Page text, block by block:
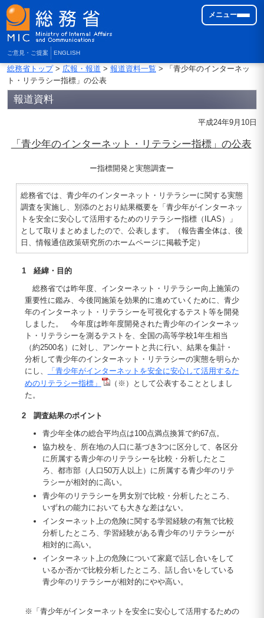
ご意見・ご提案 ENGLISH
メニュー
総務省トップ> 広報・報道 > 報道資料一覧> 「青少年のインターネッ
ト・リテラシー指標」の公表
報道資料
平成24年9月10日
「青少年のインターネット・リテラシー指標」の公表
ー指標開発と実態調査ー
総務省では、青少年のインターネット・リテラシーに関する実態
調査を実施し、別添のとおり結果概要を「青少年がインターネッ
トを安全に安心して活用するためのリテラシー指標（ILAS）」
として取りまとめましたので、公表します。（報告書全体は、後
日、情報通信政策研究所のホームページに掲載予定）
1 経緯・目的
総務省では昨年度、インターネット・リテラシー向上施策の
重要性に鑑み、今後同施策を効果的に進めていくために、青少
年のインターネット・リテラシーを可視化するテスト等を開発
しました。 今年度は昨年度開発された青少年のインターネッ
ト・リテラシーを測るテストを、全国の高等学校1年生相当
（約2500名）に対し、アンケートと共に行い、結果を集計・
分析して青少年のインターネット・リテラシーの実態を明らか
にし、
「青少年がインターネットを安全に安心して活用するた
めのリテラシー指標」
（※）として公表することとしまし
た。
2 調査結果のポイント
青少年全体の総合平均点は100点満点換算で約67点。
協力校を、所在地の人口に基づき3つに区分して、各区分
に所属する青少年のリテラシーを比較・分析したとこ
ろ、都市部（人口50万人以上）に所属する青少年のリテ
ラシーが相対的に高い。
青少年のリテラシーを男女別で比較・分析したところ、
いずれの能力においても大きな差はない。
インターネット上の危険に関する学習経験の有無で比較
分析したところ、学習経験がある青少年のリテラシーが
相対的に高い。
インターネット上の危険について家庭で話し合いをして
いるか否かで比較分析したところ、話し合いをしている
青少年のリテラシーが相対的にやや高い。
※「青少年がインターネットを安全に安心して活用するための